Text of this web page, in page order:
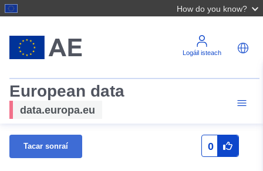
How do you know?
Logáil isteach
European data
data.europa.eu
Tacar sonraí 0